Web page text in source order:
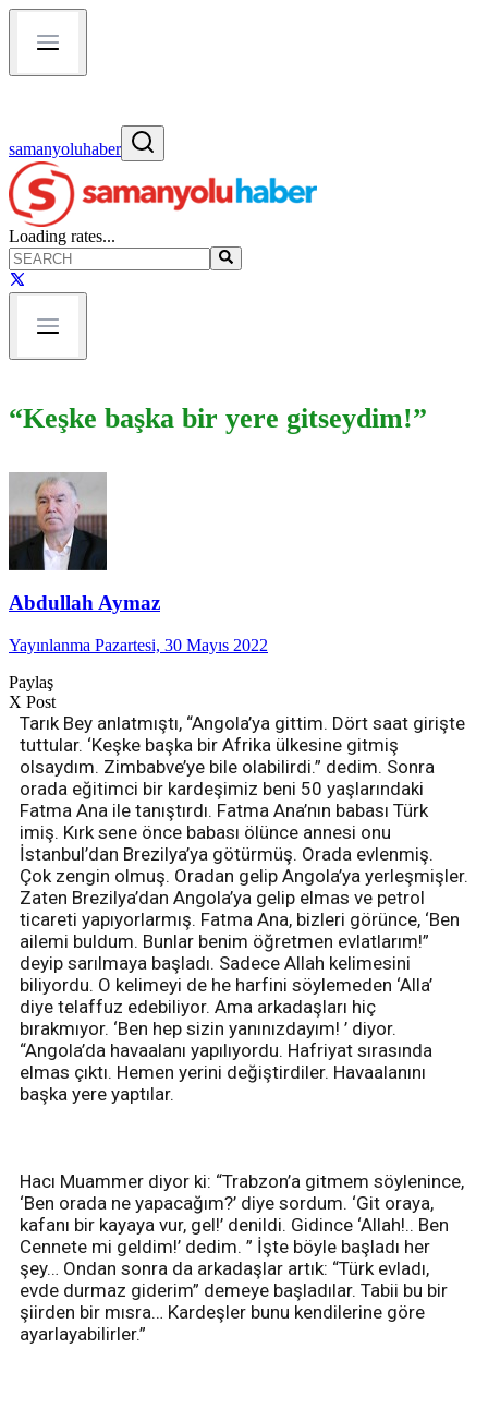
samanyoluhaber
Loading rates...
“Keşke başka bir yere gitseydim!”
Abdullah Aymaz
Yayınlanma Pazartesi, 30 Mayıs 2022
Paylaş
X Post
Tarık Bey anlatmıştı, “Angola’ya gittim. Dört saat girişte
tuttular. ‘Keşke başka bir Afrika ülkesine gitmiş
olsaydım. Zimbabve’ye bile olabilirdi.” dedim. Sonra
orada eğitimci bir kardeşimiz beni 50 yaşlarındaki
Fatma Ana ile tanıştırdı. Fatma Ana’nın babası Türk
imiş. Kırk sene önce babası ölünce annesi onu
İstanbul’dan Brezilya’ya götürmüş. Orada evlenmiş.
Çok zengin olmuş. Oradan gelip Angola’ya yerleşmişler.
Zaten Brezilya’dan Angola’ya gelip elmas ve petrol
ticareti yapıyorlarmış. Fatma Ana, bizleri görünce, ‘Ben
ailemi buldum. Bunlar benim öğretmen evlatlarım!”
deyip sarılmaya başladı. Sadece Allah kelimesini
biliyordu. O kelimeyi de he harfini söylemeden ‘Alla’
diye telaffuz edebiliyor. Ama arkadaşları hiç
bırakmıyor. ‘Ben hep sizin yanınızdayım! ’ diyor.
“Angola’da havaalanı yapılıyordu. Hafriyat sırasında
elmas çıktı. Hemen yerini değiştirdiler. Havaalanını
başka yere yaptılar.
Hacı Muammer diyor ki: “Trabzon’a gitmem söylenince,
‘Ben orada ne yapacağım?’ diye sordum. ‘Git oraya,
kafanı bir kayaya vur, gel!’ denildi. Gidince ‘Allah!.. Ben
Cennete mi geldim!’ dedim. ” İşte böyle başladı her
şey… Ondan sonra da arkadaşlar artık: “Türk evladı,
evde durmaz giderim” demeye başladılar. Tabii bu bir
şiirden bir mısra… Kardeşler bunu kendilerine göre
ayarlayabilirler.”